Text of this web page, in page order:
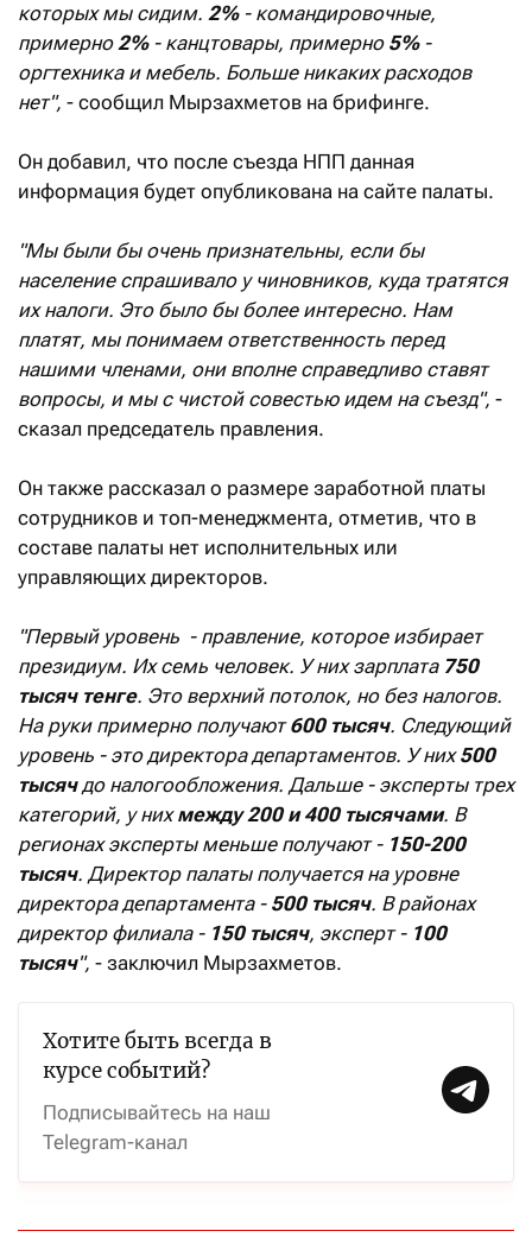
которых мы сидим. 2%- командировочные,
примерно2%- канцтовары, примерно 5%-
оргтехника и мебель. Больше никаких расходов
нет", - сообщил Мырзахметов на брифинге.
Он добавил, что после съезда НПП данная
информация будет опубликована на сайте палаты.
"Мы были бы очень признательны, если бы
население спрашивало у чиновников, куда тратятся
их налоги. Это было бы более интересно. Нам
платят, мы понимаем ответственность перед
нашими членами, они вполне справедливо ставят
вопросы, и мы с чистой совестью идем на съезд", -
сказал председатель правления.
Он также рассказал о размере заработной платы
сотрудников и топ-менеджмента, отметив, что в
составе палаты нет исполнительных или
управляющих директоров.
"Первый уровень - правление, которое избирает
президиум. Их семь человек. У них зарплата 750
тысяч тенге. Это верхний потолок, но без налогов.
На руки примерно получают600 тысяч. Следующий
уровень - это директора департаментов. У них500
тысячдо налогообложения. Дальше - эксперты трех
категорий, у нихмежду 200 и 400 тысячами. В
регионах эксперты меньше получают - 150-200
тысяч. Директор палаты получается на уровне
директора департамента - 500 тысяч. В районах
директор филиала - 150 тысяч, эксперт - 100
тысяч", - заключил Мырзахметов.
Хотите быть всегда в
курсе событий?
Подписывайтесь на наш
Telegram-канал